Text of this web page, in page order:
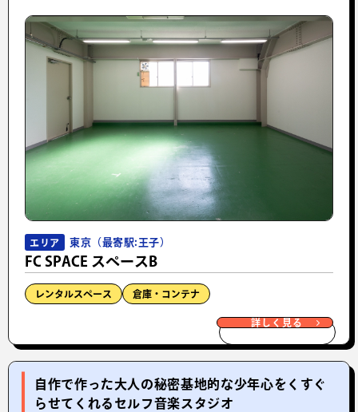
エリア 東京（最寄駅:王子）
FC SPACE スペースB
レンタルスペース 倉庫・コンテナ
詳しく見る
自作で作った大人の秘密基地的な少年心をくすぐ
らせてくれるセルフ音楽スタジオ